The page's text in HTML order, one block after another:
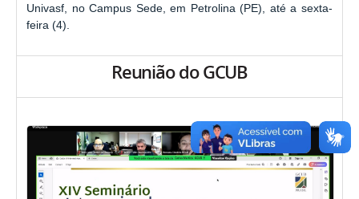
Univasf, no Campus Sede, em Petrolina (PE), até a sexta-
feira (4).
Reunião do GCUB